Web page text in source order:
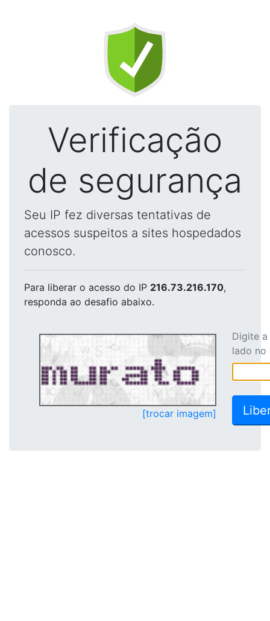
Verificação
de segurança
Seu IP fez diversas tentativas de
acessos suspeitos a sites hospedados
conosco.
Para liberar o acesso do IP 216.73.216.170,
responda ao desafio abaixo.
[trocar imagem]
Digite
lado no